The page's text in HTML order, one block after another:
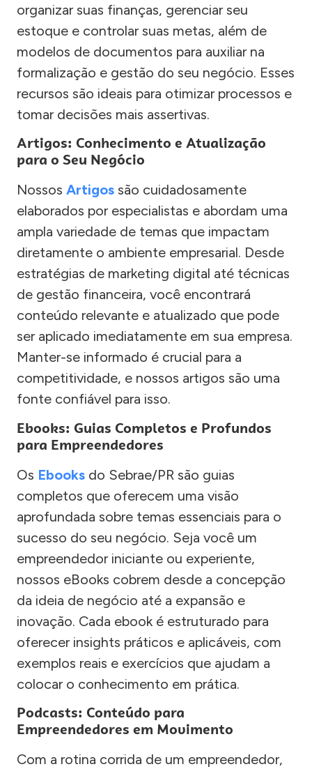
organizar suas finanças, gerenciar seu
estoque e controlar suas metas, além de
modelos de documentos para auxiliar na
formalização e gestão do seu negócio. Esses
recursos são ideais para otimizar processos e
tomar decisões mais assertivas.
Artigos: Conhecimento e Atualização
para o Seu Negócio
Nossos Artigos são cuidadosamente
elaborados por especialistas e abordam uma
ampla variedade de temas que impactam
diretamente o ambiente empresarial. Desde
estratégias de marketing digital até técnicas
de gestão financeira, você encontrará
conteúdo relevante e atualizado que pode
ser aplicado imediatamente em sua empresa.
Manter-se informado é crucial para a
competitividade, e nossos artigos são uma
fonte confiável para isso.
Ebooks: Guias Completos e Profundos
para Empreendedores
Os Ebooks do Sebrae/PR são guias
completos que oferecem uma visão
aprofundada sobre temas essenciais para o
sucesso do seu negócio. Seja você um
empreendedor iniciante ou experiente,
nossos eBooks cobrem desde a concepção
da ideia de negócio até a expansão e
inovação. Cada ebook é estruturado para
oferecer insights práticos e aplicáveis, com
exemplos reais e exercícios que ajudam a
colocar o conhecimento em prática.
Podcasts: Conteúdo para
Empreendedores em Movimento
Com a rotina corrida de um empreendedor,